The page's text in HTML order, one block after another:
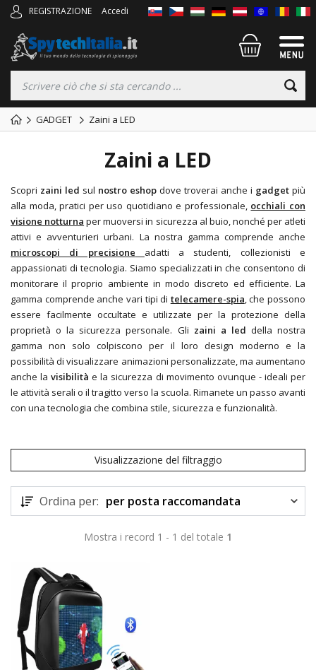
REGISTRAZIONE Accedi
GADGET Zaini a LED
Zaini a LED
Scopri zaini led sul nostro eshop dove troverai anche i gadget più
alla moda, pratici per uso quotidiano e professionale, occhiali con
visione notturna per muoversi in sicurezza al buio, nonché per atleti
attivi e avventurieri urbani. La nostra gamma comprende anche
microscopi di precisione
adatti a studenti, collezionisti e
appassionati di tecnologia. Siamo specializzati inche consentono di
monitorare il proprio ambiente in modo discreto ed efficiente. La
gamma comprende anche vari tipi di telecamere-spia, che possono
essere facilmente occultate e utilizzate per la protezione della
proprietà o la sicurezza personale. Gli zaini a led della nostra
gamma non solo colpiscono per il loro design moderno e la
possibilità di visualizzare animazioni personalizzate, ma aumentano
anche lavisibilità e la sicurezza di movimento ovunque - ideali per
le attività serali o il tragitto verso la scuola. Rimanete un passo avanti
con una tecnologia che combina stile, sicurezza e funzionalità.
Visualizzazione del filtraggio
Ordina per: per posta raccomandata
Mostra i record 1 - 1 del totale 1